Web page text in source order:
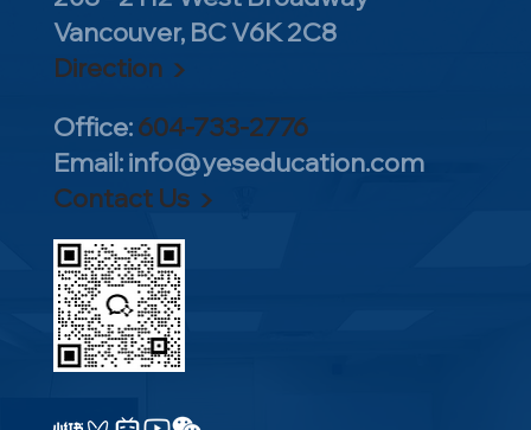
27年AP抢跑开始！温哥华顶尖名师亲授，
历年全科5分率95%+，九月秋季班正式开
启预约！
Vancouver, BC V6K 2C8
Direction ▶
Office:604-733-2776
Email:info@yeseducation.com
Contact Us ▶